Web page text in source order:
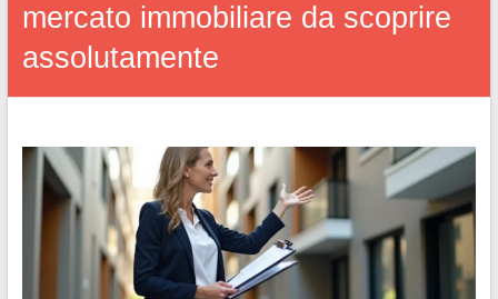
mercato immobiliare da scoprire
assolutamente